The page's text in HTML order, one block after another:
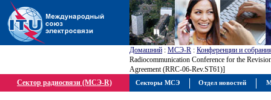
Домашний : МСЭ-R : Конференции и
Radiocommunication Conference for the
Agreement (RRC-06-Rev.ST61)]
Сектор радиосвязи (МСЭ-R)
Секторы МСЭ Отдел новостей